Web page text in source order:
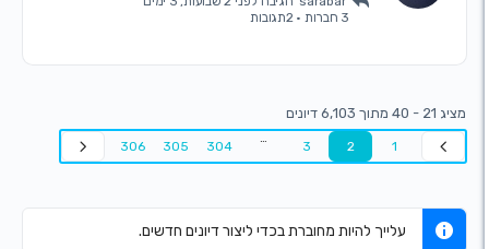
2תגובות
304
305
306
עלייך להיות מחוברת בכדי ליצור דיונים חדשים.